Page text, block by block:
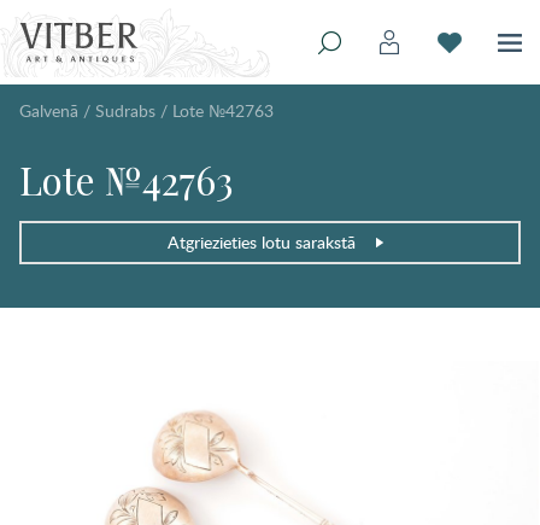
Galvenā / Sudrabs / Lote №42763
Lote №42763
Atgriezieties lotu sarakstā